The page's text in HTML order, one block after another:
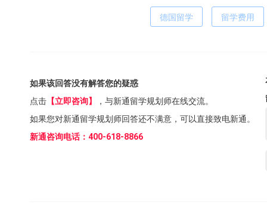
德国留学 留学费用
如果该回答没有解答您的疑惑
点击 【立即咨询】
，与新通留学规划师在线交流。
如果您对新通留学规划师回答还不满意，可以直接致电新通。
新通咨询电话：400-618-8866